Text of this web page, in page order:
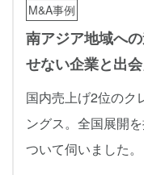
M&A事例
南アジア地域へ
せない企業と出
国内売上げ2位のク
ングス。全国展開
ついて伺いました。